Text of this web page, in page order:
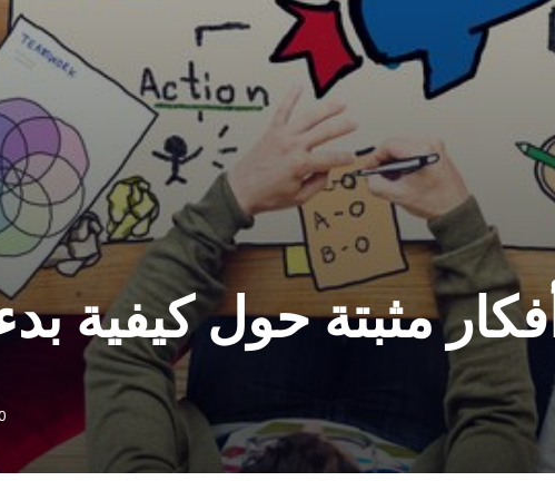
أفكار مثبتة حول كيفية